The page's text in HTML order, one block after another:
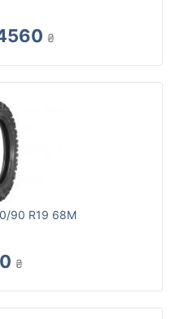
₴
90 R19 68M
₴